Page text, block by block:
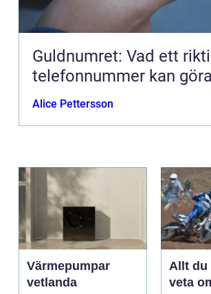
Guldnumret: Vad ett
telefonnummer kan
Alice Pettersson
Värmepumpar
vetlanda
Allt du
veta